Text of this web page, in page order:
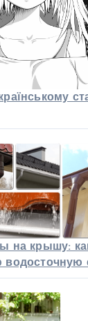
на крышу:
водосточную